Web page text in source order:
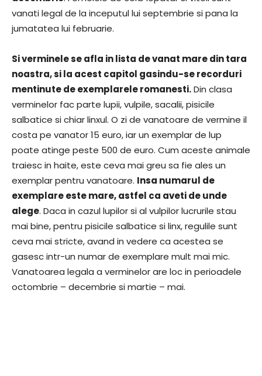
vanati legal de la inceputul lui septembrie si pana la
jumatatea lui februarie.
Si verminele se afla in lista de vanat mare din tara
noastra, si la acest capitol gasindu-se recorduri
mentinute de exemplarele romanesti.Din clasa
verminelor fac parte lupii, vulpile, sacalii, pisicile
salbatice si chiar linxul. O zi de vanatoare de vermine il
costa pe vanator 15 euro, iar un exemplar de lup
poate atinge peste 500 de euro. Cum aceste animale
traiesc in haite, este ceva mai greu sa fie ales un
exemplar pentru vanatoare. Insa numarul de
exemplare este mare, astfel ca aveti de unde
alege. Daca in cazul lupilor si al vulpilor lucrurile stau
mai bine, pentru pisicile salbatice si linx, regulile sunt
ceva mai stricte, avand in vedere ca acestea se
gasesc intr-un numar de exemplare mult mai mic.
Vanatoarea legala a verminelor are loc in perioadele
octombrie – decembrie si martie – mai.